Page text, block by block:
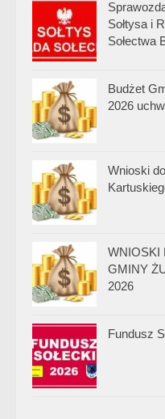
Sołtysa i
Sołectwa
Budżet
2026
Wnioski
WNIOSKI
GMINY
2026
Fundusz